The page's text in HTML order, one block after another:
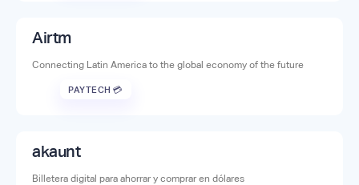
Airtm
Connecting Latin America to the global economy of the future
PAYTECH 💳
akaunt
Billetera digital para ahorrar y comprar en dólares